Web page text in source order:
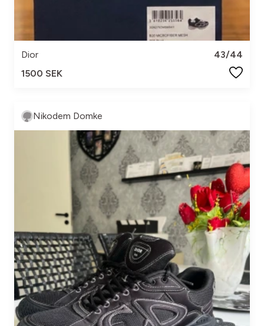
Dior
43/44
1500 SEK
Nikodem Domke